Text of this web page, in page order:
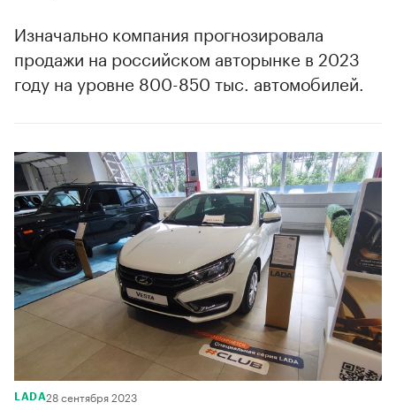
Изначально компания прогнозировала
продажи на российском авторынке в 2023
году на уровне 800-850 тыс. автомобилей.
LADA28 сентября 2023